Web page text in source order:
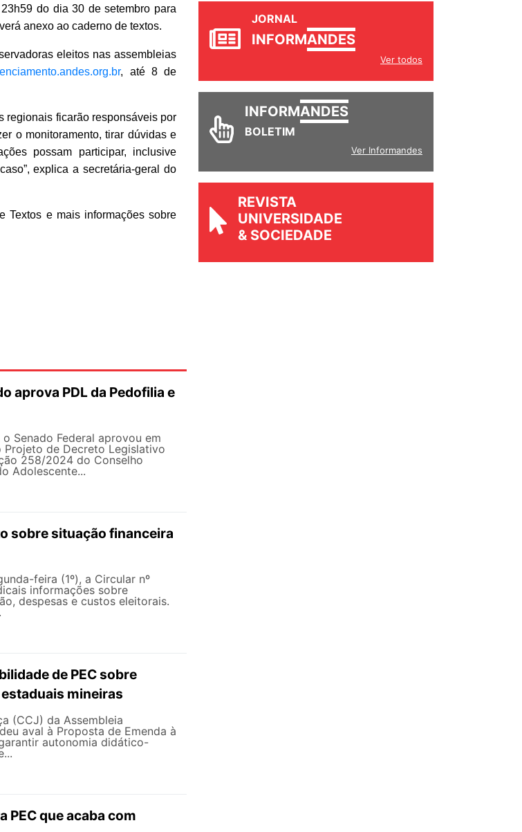
do dia 30 de setembro para
anexo ao caderno de textos.
eleitos nas assembleias
, até 8 de
regionais ficarão responsáveis por
o monitoramento, tirar dúvidas e
possam participar, inclusive
explica a secretária-geral do
Textos e mais informações sobre
aprova PDL da Pedofilia e
Senado Federal aprovou em
de Decreto Legislativo
258/2024 do Conselho
Adolescente...
sobre situação financeira
feira (1º), a Circular nº
informações sobre
despesas e custos eleitorais.
de PEC sobre
mineiras
(CCJ) da Assembleia
aval à Proposta de Emenda à
autonomia didático-
PEC que acaba com
JORNAL
Ver todos
INFORM
Ver Informandes
REVISTA
UNIVERSIDADE